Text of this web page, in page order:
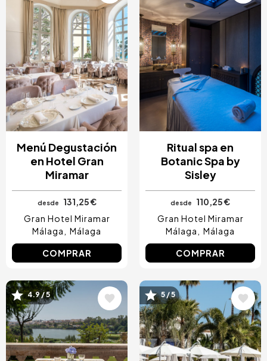
Menú Degustación
en Hotel Gran
Miramar
desde
131,25 €
Gran Hotel Miramar
Málaga
Málaga
COMPRAR
Ritual spa en
Botanic Spa by
Sisley
desde
110,25 €
Gran Hotel Miramar
Málaga
Málaga
COMPRAR
Image
4.9 / 5 Image
5 / 5